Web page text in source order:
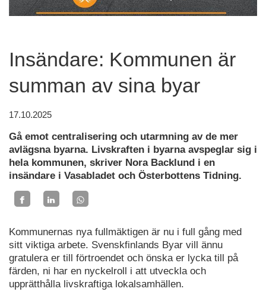
Insändare: Kommunen är
summan av sina byar
17.10.2025
Gå emot centralisering och utarmning av de mer
avlägsna byarna. Livskraften i byarna avspeglar sig i
hela kommunen, skriver Nora Backlund i en
insändare i Vasabladet och Österbottens Tidning.
Kommunernas nya fullmäktigen är nu i full gång med
sitt viktiga arbete. Svenskfinlands Byar vill ännu
gratulera er till förtroendet och önska er lycka till på
färden, ni har en nyckelroll i att utveckla och
upprätthålla livskraftiga lokalsamhällen.